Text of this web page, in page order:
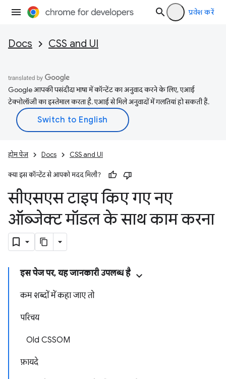
प्रवेश करें
Docs CSS and UI
Google आपकी पसंदीदा भाषा में कॉन्टेंट का अनुवाद करने के लिए, एआई
टेक्नोलॉजी का इस्तेमाल करता है. एआई से मिले अनुवादों में गलतियां हो सकती हैं.
होम पेज Docs CSS and UI
क्या इस कॉन्टेंट से आपको मदद मिली?
सीएसएस टाइप किए गए नए
ऑब्जेक्ट मॉडल के साथ काम करना
इस पेज पर, यह जानकारी उपलब्ध है
कम शब्दों में कहा जाए तो
परिचय
Old CSSOM
फ़ायदे